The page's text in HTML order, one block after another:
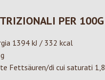
PER 100G
1394 kJ / 332 kcal
Fettsäuren/di cui saturati 1,8